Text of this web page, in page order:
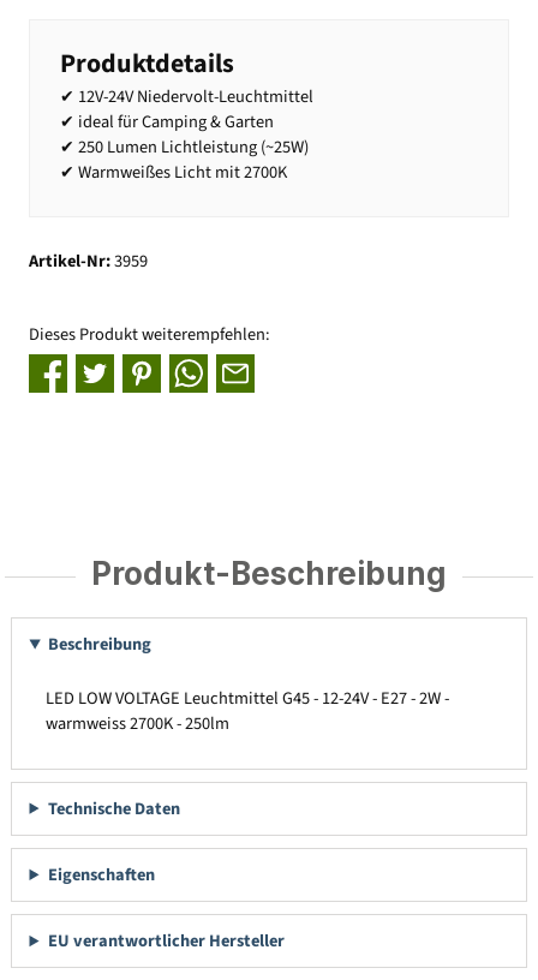
Produktdetails
✔ 12V-24V Niedervolt-Leuchtmittel
✔ ideal für Camping & Garten
✔ 250 Lumen Lichtleistung (~25W)
✔ Warmweißes Licht mit 2700K
Artikel-Nr:3959
Dieses Produkt weiterempfehlen:
Produkt-Beschreibung
Beschreibung
LED LOW VOLTAGE Leuchtmittel G45 - 12-24V - E27 - 2W -
warmweiss 2700K - 250lm
Technische Daten
Eigenschaften
EU verantwortlicher Hersteller